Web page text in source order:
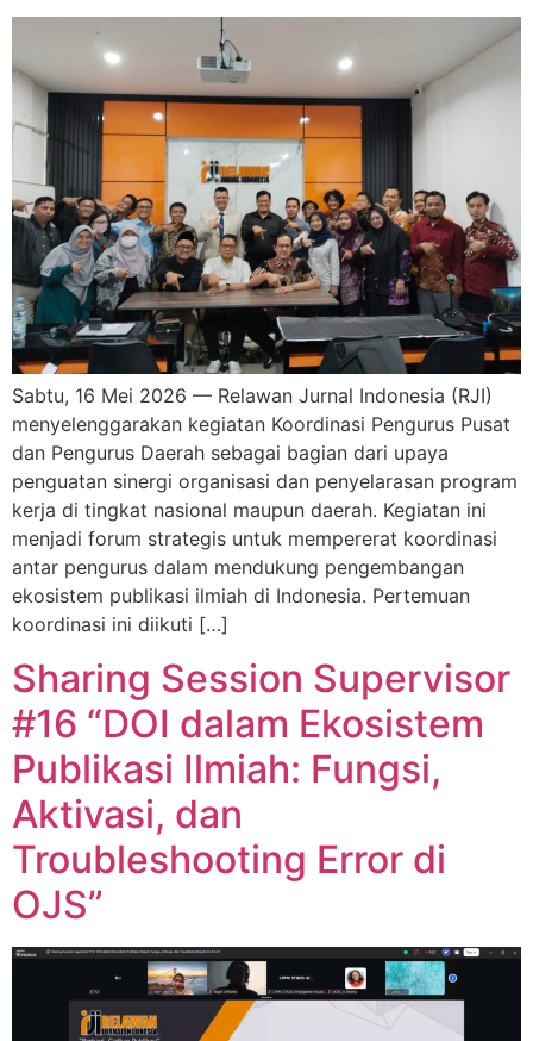
Sabtu, 16 Mei 2026 — Relawan Jurnal Indonesia (RJI)
menyelenggarakan kegiatan Koordinasi Pengurus Pusat
dan Pengurus Daerah sebagai bagian dari upaya
penguatan sinergi organisasi dan penyelarasan program
kerja di tingkat nasional maupun daerah. Kegiatan ini
menjadi forum strategis untuk mempererat koordinasi
antar pengurus dalam mendukung pengembangan
ekosistem publikasi ilmiah di Indonesia. Pertemuan
koordinasi ini diikuti […]
Sharing Session Supervisor
#16 “DOI dalam Ekosistem
Publikasi Ilmiah: Fungsi,
Aktivasi, dan
Troubleshooting Error di
OJS”